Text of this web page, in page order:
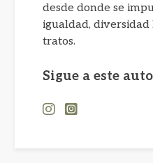
desde donde se
igualdad, diversidad
tratos.
Sigue a este